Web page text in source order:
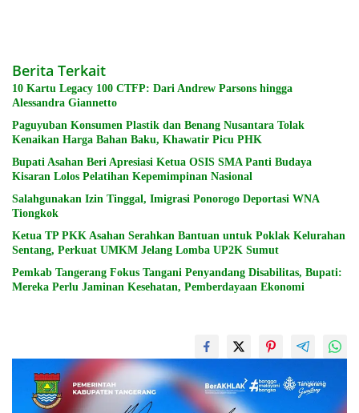
Berita Terkait
10 Kartu Legacy 100 CTFP: Dari Andrew Parsons hingga
Alessandra Giannetto
Paguyuban Konsumen Plastik dan Benang Nusantara Tolak
Kenaikan Harga Bahan Baku, Khawatir Picu PHK
Bupati Asahan Beri Apresiasi Ketua OSIS SMA Panti Budaya
Kisaran Lolos Pelatihan Kepemimpinan Nasional
Salahgunakan Izin Tinggal, Imigrasi Ponorogo Deportasi WNA
Tiongkok
Ketua TP PKK Asahan Serahkan Bantuan untuk Poklak Kelurahan
Sentang, Perkuat UMKM Jelang Lomba UP2K Sumut
Pemkab Tangerang Fokus Tangani Penyandang Disabilitas, Bupati:
Mereka Perlu Jaminan Kesehatan, Pemberdayaan Ekonomi